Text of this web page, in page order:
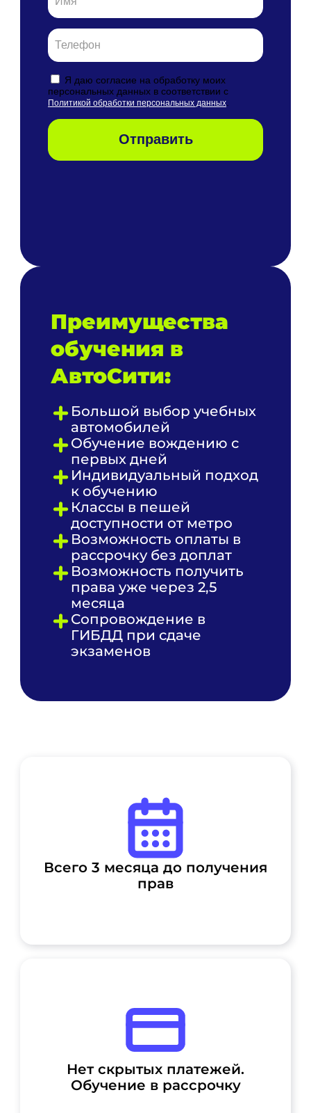
Преимущества
обучения в
АвтоСити:
Большой выбор учебных
автомобилей
Обучение вождению с
первых дней
Индивидуальный подход
к обучению
Классы в пешей
доступности от метро
Возможность оплаты в
рассрочку без доплат
Возможность получить
права уже через 2,5
месяца
Сопровождение в
ГИБДД при сдаче
экзаменов
Всего 3 месяца до получения
прав
Нет скрытых платежей.
Обучение в рассрочку